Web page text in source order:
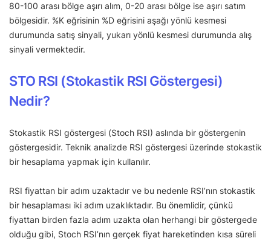
80-100 arası bölge aşırı alım, 0-20 arası bölge ise aşırı satım
bölgesidir. %K eğrisinin %D eğrisini aşağı yönlü kesmesi
durumunda satış sinyali, yukarı yönlü kesmesi durumunda alış
sinyali vermektedir.
STO RSI (Stokastik RSI Göstergesi)
Nedir?
Stokastik RSI göstergesi (Stoch RSI) aslında bir göstergenin
göstergesidir. Teknik analizde RSI göstergesi üzerinde stokastik
bir hesaplama yapmak için kullanılır.
RSI fiyattan bir adım uzaktadır ve bu nedenle RSI’nın stokastik
bir hesaplaması iki adım uzaklıktadır. Bu önemlidir, çünkü
fiyattan birden fazla adım uzakta olan herhangi bir göstergede
olduğu gibi, Stoch RSI’nın gerçek fiyat hareketinden kısa süreli